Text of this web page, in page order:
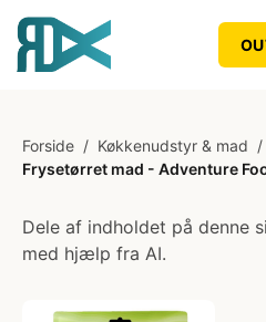
Forside / Køkkenudstyr & mad /
Frysetørret mad - Adventure
Dele af indholdet på denne
med hjælp fra AI.